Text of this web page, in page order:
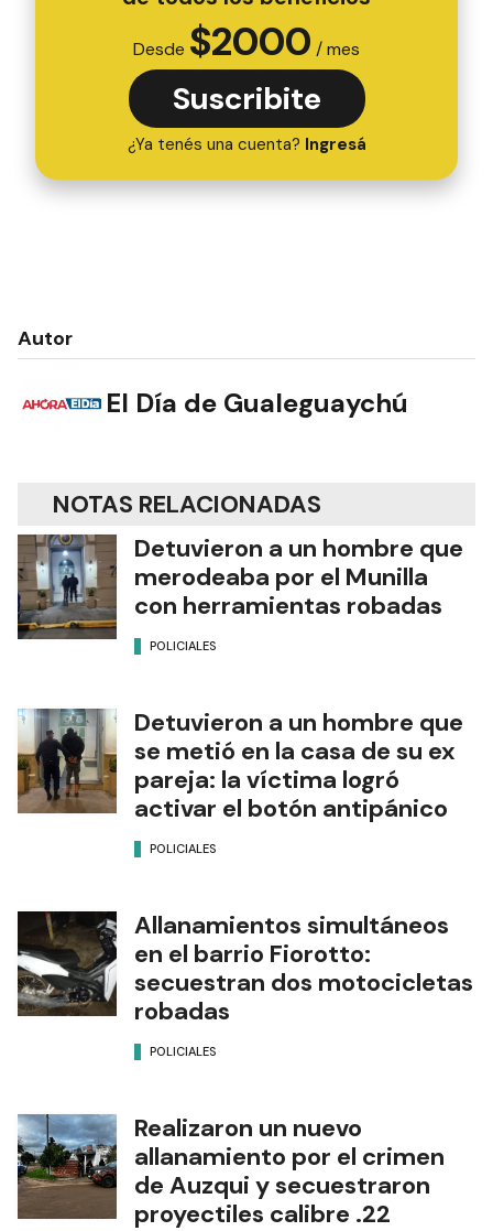
Desde $2000 / mes
Suscribite
¿Ya tenés una cuenta? Ingresá
Autor
El Día de Gualeguaychú
NOTAS RELACIONADAS
Detuvieron a un hombre que
merodeaba por el Munilla
con herramientas robadas
POLICIALES
Detuvieron a un hombre que
se metió en la casa de su ex
pareja: la víctima logró
activar el botón antipánico
POLICIALES
Allanamientos simultáneos
en el barrio Fiorotto:
secuestran dos motocicletas
robadas
POLICIALES
Realizaron un nuevo
allanamiento por el crimen
de Auzqui y secuestraron
proyectiles calibre .22